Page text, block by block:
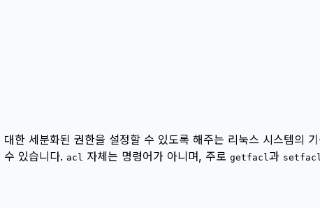
세분화된 권한을 설정할 수 있도록 해주는 리눅스 시스템의
있습니다. acl 자체는 명령어가 아니며, 주로 getfacl 과 setfacl